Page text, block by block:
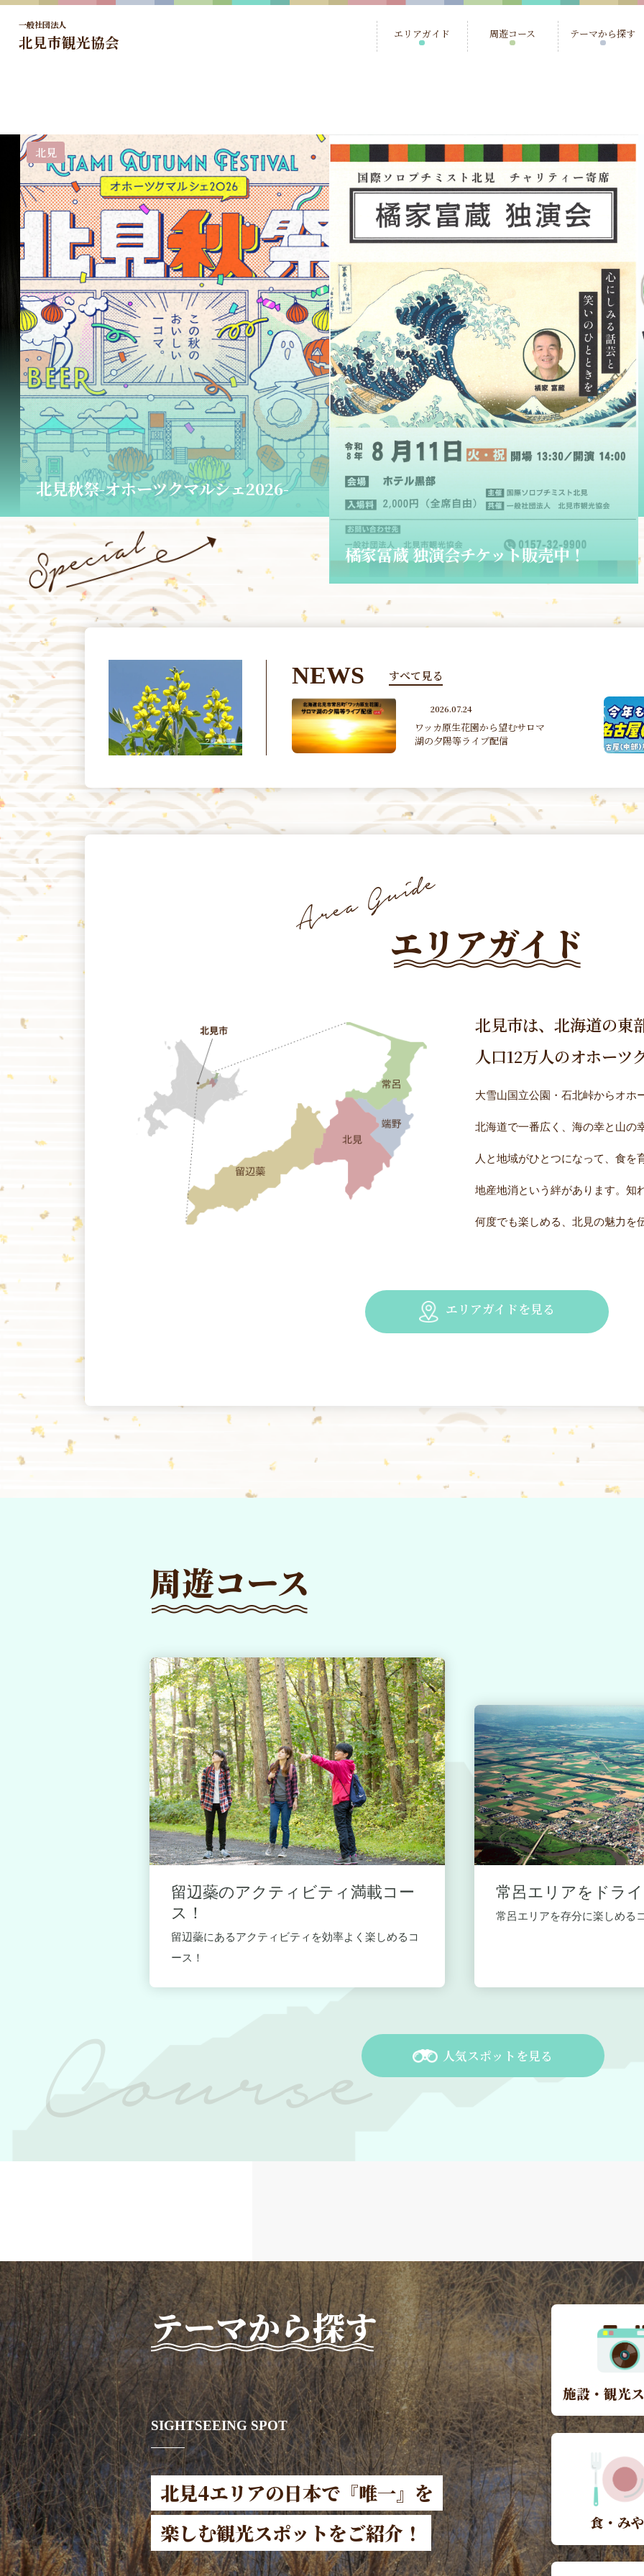
一般社団法人
北見市観光協会 エリアガイド 周遊コース テーマから探す
橘家冨蔵 独演会チケット販売中！
2026.06.01
ショップきたみさん！
NEWS すべて見る
2026.07.24
ワッカ原生花園から望むサロマ
湖の夕陽等ライブ配信
2026.07.07
女満別・旭川－名古屋（中部）
線 季節運航（2026 7/17~2...
エリアガイド
北見市は、北海道の東
人口12万人のオホーツ
大雪山国立公園・石北峠からオホ
北海道で一番広く、海の幸と山の
人と地域がひとつになって、食を
地産地消という絆があります。知
何度でも楽しめる、北見の魅力を
エリアガイドを見る
周遊コース
留辺蘂のアクティビティ満載コー
ス！
留辺蘂にあるアクティビティを効率よく楽しめるコ
ース！
常呂エリアをドラ
常呂エリアを存分に楽しめる
人気スポットを見る
テーマから探す
SIGHTSEEING SPOT
北見4エリアの日本で『唯一』を
楽しむ観光スポットをご紹介！
施設・観光
食・み